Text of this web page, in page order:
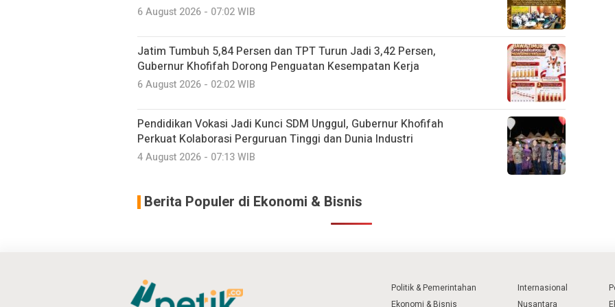
6 August 2026 - 07:02 WIB
Jatim Tumbuh 5,84 Persen dan TPT Turun Jadi 3,42 Persen,
Gubernur Khofifah Dorong Penguatan Kesempatan Kerja
6 August 2026 - 02:02 WIB
Pendidikan Vokasi Jadi Kunci SDM Unggul, Gubernur Khofifah
Perkuat Kolaborasi Perguruan Tinggi dan Dunia Industri
4 August 2026 - 07:13 WIB
Berita Populer di Ekonomi & Bisnis
Politik & Pemerintahan
Ekonomi & Bisnis
Internasional
Nusantara